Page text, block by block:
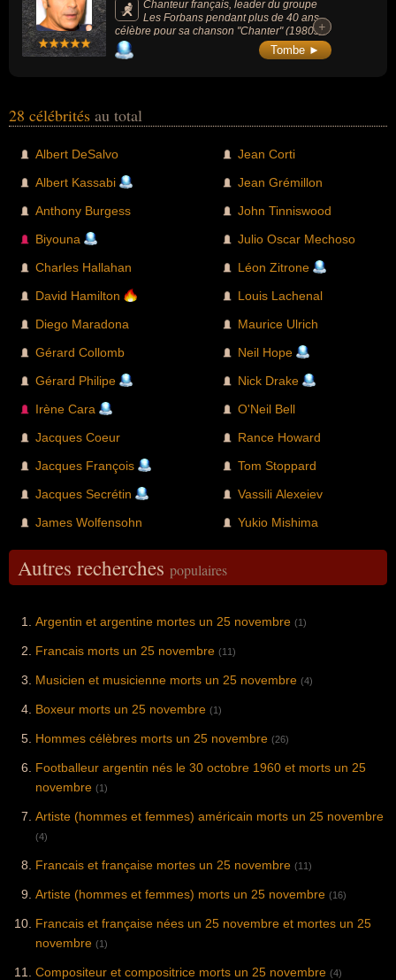
Chanteur français, leader du groupe
Les Forbans pendant plus de 40 ans,
célèbre pour sa chanson "Chanter" (1980s),
il est reconnu pour son énergie scénique
inépuisable et pour avoir maintenu vivant
+
+
Tombe ►
28 célébrités au total
Albert DeSalvo
Albert Kassabi
Anthony Burgess
Biyouna
Charles Hallahan
David Hamilton
Diego Maradona
Gérard Collomb
Gérard Philipe
Irène Cara
Jacques Coeur
Jacques François
Jacques Secrétin
James Wolfensohn
Jean Corti
Jean Grémillon
John Tinniswood
Julio Oscar Mechoso
Léon Zitrone
Louis Lachenal
Maurice Ulrich
Neil Hope
Nick Drake
O'Neil Bell
Rance Howard
Tom Stoppard
Vassili Alexeiev
Yukio Mishima
Autres recherches populaires
Argentin et argentine mortes un 25 novembre (1)
Francais morts un 25 novembre (11)
Musicien et musicienne morts un 25 novembre (4)
Boxeur morts un 25 novembre (1)
Hommes célèbres morts un 25 novembre (26)
Footballeur argentin nés le 30 octobre 1960 et morts un 25
novembre (1)
Artiste (hommes et femmes) américain morts un 25 novembre
(4)
Francais et française mortes un 25 novembre (11)
Artiste (hommes et femmes) morts un 25 novembre (16)
Francais et française nées un 25 novembre et mortes un 25
novembre (1)
Compositeur et compositrice morts un 25 novembre (4)